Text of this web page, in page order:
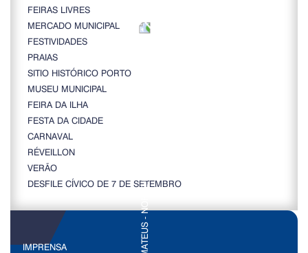
FEIRAS LIVRES
MERCADO MUNICIPAL
FESTIVIDADES
PRAIAS
SITIO HISTÓRICO PORTO
MUSEU MUNICIPAL
FEIRA DA ILHA
FESTA DA CIDADE
CARNAVAL
RÉVEILLON
VERÃO
DESFILE CÍVICO DE 7 DE SETEMBRO
IMPRENSA